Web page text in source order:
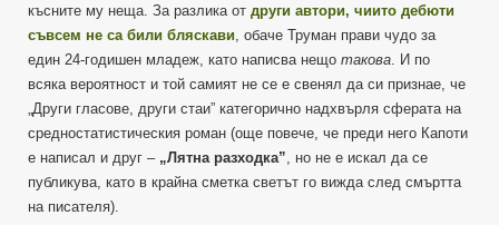
късните му неща. За разлика от други автори, чиито дебюти
съвсем не са били бляскави , обаче Труман прави чудо за
един 24-годишен младеж, като написва нещо такова . И по
всяка вероятност и той самият не се е свенял да си признае, че
„Други гласове, други стаи” категорично надхвърля сферата на
средностатистическия роман (още повече, че преди него Капоти
е написал и друг – „Лятна разходка” , но не е искал да се
публикува, като в крайна сметка светът го вижда след смъртта
на писателя).